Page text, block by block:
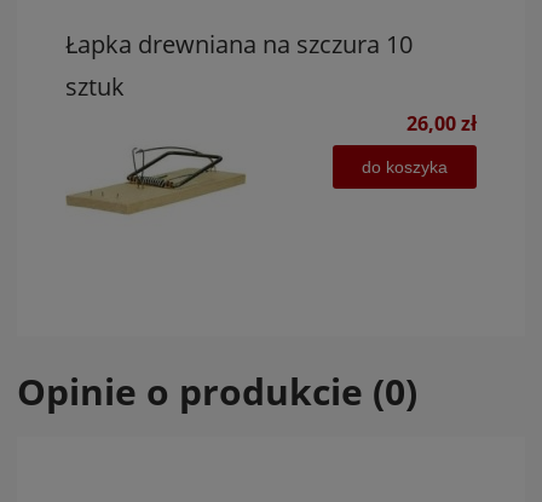
Łapka drewniana na szczura 10
sztuk
26,00 zł
do koszyka
Opinie o produkcie (0)